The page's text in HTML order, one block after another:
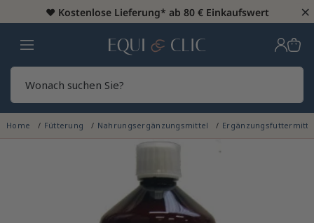
♥️ Kostenlose Lieferung* ab 80 € Einkaufswert ×
Heim
Home Fütterung Nahrungsergänzungsmittel